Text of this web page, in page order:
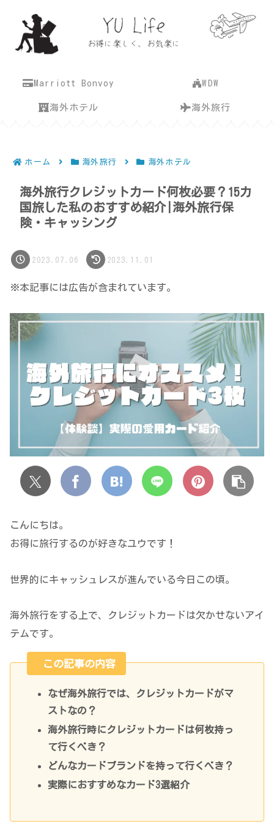
Marriott Bonvoy WDW
海外ホテル 海外旅行
ホーム 海外旅行 海外ホテル
海外旅行クレジットカード何枚必要？15カ
国旅した私のおすすめ紹介|海外旅行保
険・キャッシング
2023.07.06 2023.11.01
※本記事には広告が含まれています。
こんにちは。
お得に旅行するのが好きなユウです！
世界的にキャッシュレスが進んでいる今日この頃。
海外旅行をする上で、クレジットカードは欠かせないアイ
テムです。
この記事の内容
なぜ海外旅行では、クレジットカードがマ
ストなの？
海外旅行時にクレジットカードは何枚持っ
て行くべき？
どんなカードブランドを持って行くべき？
実際におすすめなカード3選紹介